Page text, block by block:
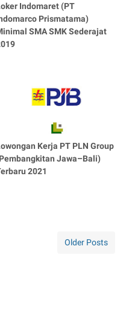
Indomaret (PT
Prismatama)
SMA SMK Sederajat
Kerja PT PLN Group
Jawa–Bali)
2021
Older Posts